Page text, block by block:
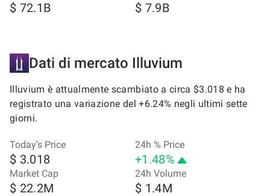
$ 72.1B $ 7.9B
Dati di mercato Illuvium
Illuvium è attualmente scambiato a circa $3.018 e ha
registrato una variazione del +6.24% negli ultimi sette
giorni.
Today’s Price
$ 3.018
24h % Price
+1.48%
Market Cap
$ 22.2M
24h Volume
$ 1.4M